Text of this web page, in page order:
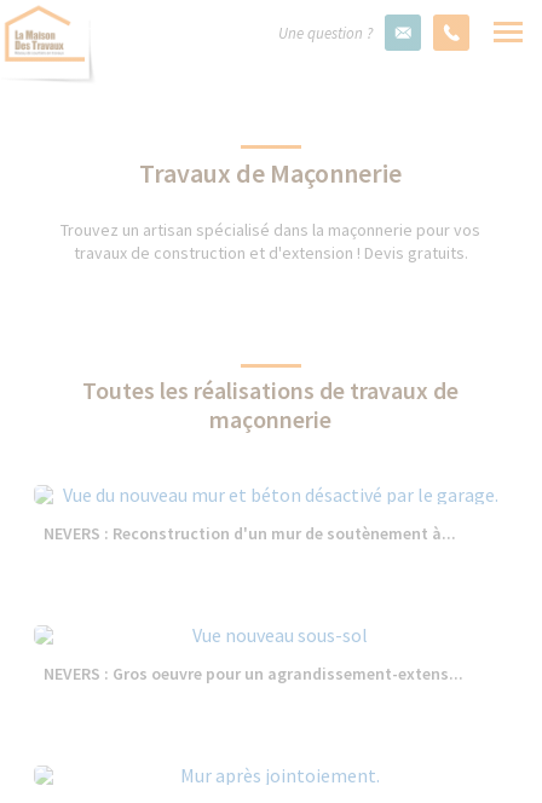
Une question ?
Travaux de Maçonnerie
Trouvez un artisan spécialisé dans la maçonnerie pour vos
travaux de construction et d'extension ! Devis gratuits.
Toutes les réalisations de travaux de
maçonnerie
NEVERS : Reconstruction d'un mur de soutènement à...
NEVERS : Gros oeuvre pour un agrandissement-extens...